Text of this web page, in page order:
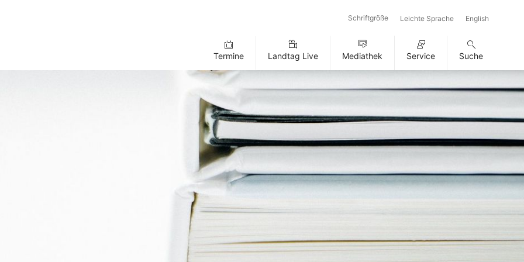
Schriftgröße Leichte Sprache English
Termine Landtag Live Mediathek Service Suche